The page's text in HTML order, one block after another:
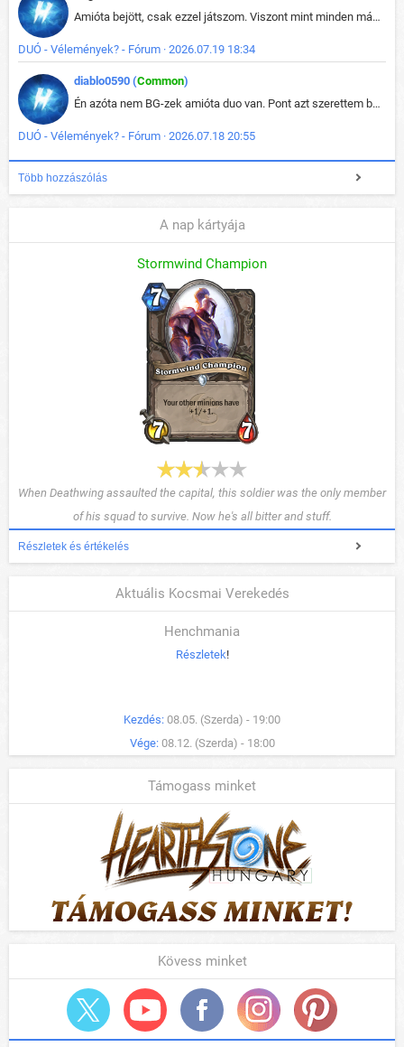
Amióta bejött, csak ezzel játszom. Viszont mint minden más - akár az alapjáték is, ez is baromira összetett lett. Néha már pár kör után is esélytelen az egész. Vagy irreállisan túltápol valaki, vagy lelép a partner, vagy csak hülye mint a segg. És amikor eljönne az én időm, na akkor jön el mindenki másé is. Engem jobban érdekelne, hogy ki milyen ratingen szokott játszani. Na ez lenne egy érdekes adat.
DUÓ - Vélemények? - Fórum · 2026.07.19 18:34
diablo0590 (Common)
Én azóta nem BG-zek amióta duo van. Pont azt szerettem benne, hogy rajtam múlik mi történik, nem pedig a társamon. Kérem vissza a régi BG-t :D
DUÓ - Vélemények? - Fórum · 2026.07.18 20:55
Több hozzászólás
A nap kártyája
Stormwind Champion
When Deathwing assaulted the capital, this soldier was the only member
of his squad to survive. Now he's all bitter and stuff.
Részletek és értékelés
Aktuális Kocsmai Verekedés
Henchmania
Részletek!
Kezdés: 08.05. (Szerda) - 19:00
Vége: 08.12. (Szerda) - 18:00
Támogass minket
Kövess minket